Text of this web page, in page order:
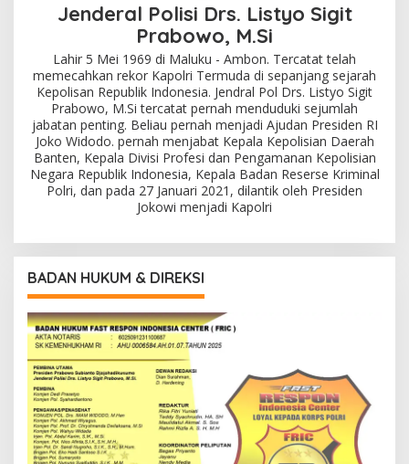
Jenderal Polisi Drs. Listyo Sigit
Prabowo, M.Si
Lahir 5 Mei 1969 di Maluku - Ambon. Tercatat telah
memecahkan rekor Kapolri Termuda di sepanjang sejarah
Kepolisan Republik Indonesia. Jendral Pol Drs. Listyo Sigit
Prabowo, M.Si tercatat pernah menduduki sejumlah
jabatan penting. Beliau pernah menjadi Ajudan Presiden RI
Joko Widodo. pernah menjabat Kepala Kepolisian Daerah
Banten, Kepala Divisi Profesi dan Pengamanan Kepolisian
Negara Republik Indonesia, Kepala Badan Reserse Kriminal
Polri, dan pada 27 Januari 2021, dilantik oleh Presiden
Jokowi menjadi Kapolri
BADAN HUKUM & DIREKSI